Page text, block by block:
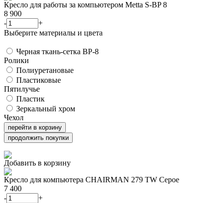
Кресло для работы за компьютером Metta S-BP 8
8 900
-
+
Выберите материалы и цвета
Черная ткань-сетка BP-8
Ролики
Полиуретановые
Пластиковые
Пятилучье
Пластик
Зеркальный хром
Чехол
перейти в корзину
продолжить покупки
Добавить в корзину
Кресло для компьютера CHAIRMAN 279 TW Серое
7 400
-
+